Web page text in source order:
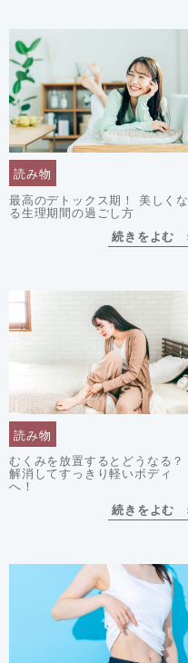
読み物
最高のデトックス期！ 美しくな
る生理期間の過ごし方
続きをよむ
読み物
むくみを放置するとどうなる？
解消してすっきり軽いボディ
へ！
続きをよむ